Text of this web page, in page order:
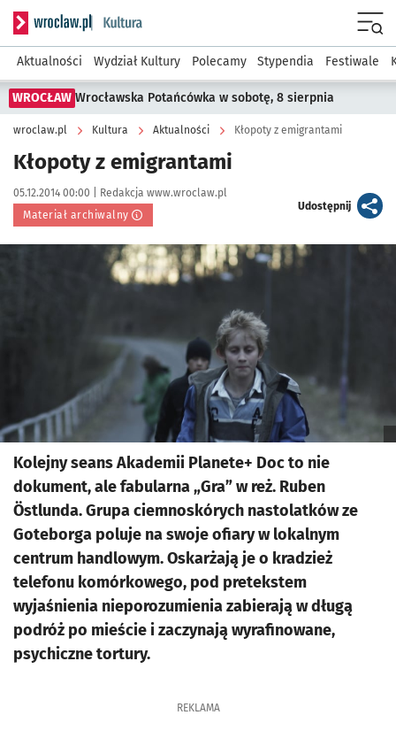
Serwis informacyjny wroclaw.pl podserwis: Kultura
Aktualności Wydział Kultury Polecamy Stypendia Festiwale
WROCŁAW Wrocławska Potańcówka w sobotę, 8 sierpnia
wroclaw.pl Kultura Aktualności Kłopoty z emigrantami
Kłopoty z emigrantami
Data publikacji:
05.12.2014 00:00 | Autor:
Redakcja www.wroclaw.pl
Materiał archiwalny
Udostępnijartykuł
Kliknij, aby powiększyć
Kolejny seans Akademii Planete+ Doc to nie
dokument, ale fabularna „Gra” w reż. Ruben
Östlunda. Grupa ciemnoskórych nastolatków ze
Goteborga poluje na swoje ofiary w lokalnym
centrum handlowym. Oskarżają je o kradzież
telefonu komórkowego, pod pretekstem
wyjaśnienia nieporozumienia zabierają w długą
podróż po mieście i zaczynają wyrafinowane,
psychiczne tortury.
REKLAMA